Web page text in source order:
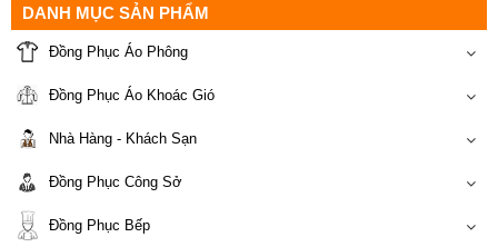
DANH MỤC SẢN PHẨM
Đồng Phục Áo Phông
Đồng Phục Áo Khoác Gió
Nhà Hàng - Khách Sạn
Đồng Phục Công Sở
Đồng Phục Bếp